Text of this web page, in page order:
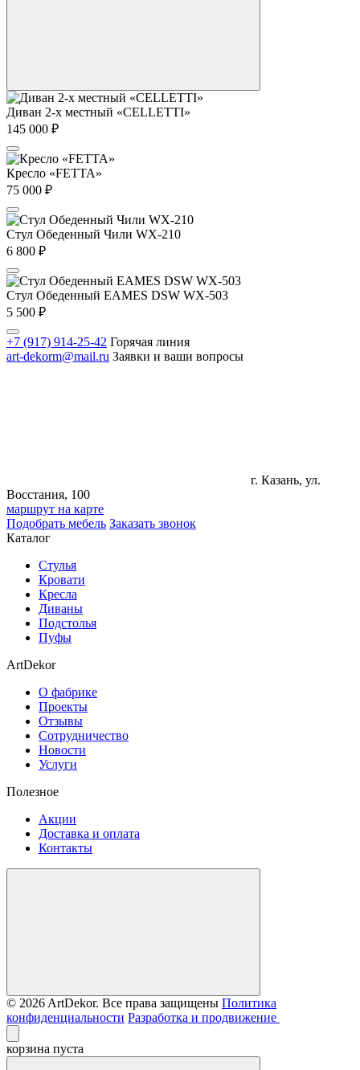
Диван 2-х местный «CELLETTI»
145 000 ₽
Кресло «FETTA»
75 000 ₽
Стул Обеденный Чили WX-210
6 800 ₽
Стул Обеденный EAMES DSW WX-503
5 500 ₽
+7 (917) 914-25-42 Горячая линия
art-dekorm@mail.ru Заявки и ваши вопросы
г. Казань, ул.
Восстания, 100
маршрут на карте
Подобрать мебель Заказать звонок
Каталог
Стулья
Кровати
Кресла
Диваны
Подстолья
Пуфы
ArtDekor
О фабрике
Проекты
Отзывы
Сотрудничество
Новости
Услуги
Полезное
Акции
Доставка и оплата
Контакты
© 2026 ArtDekor. Все права защищены Политика
конфиденциальности Разработка и продвижение
корзина пуста